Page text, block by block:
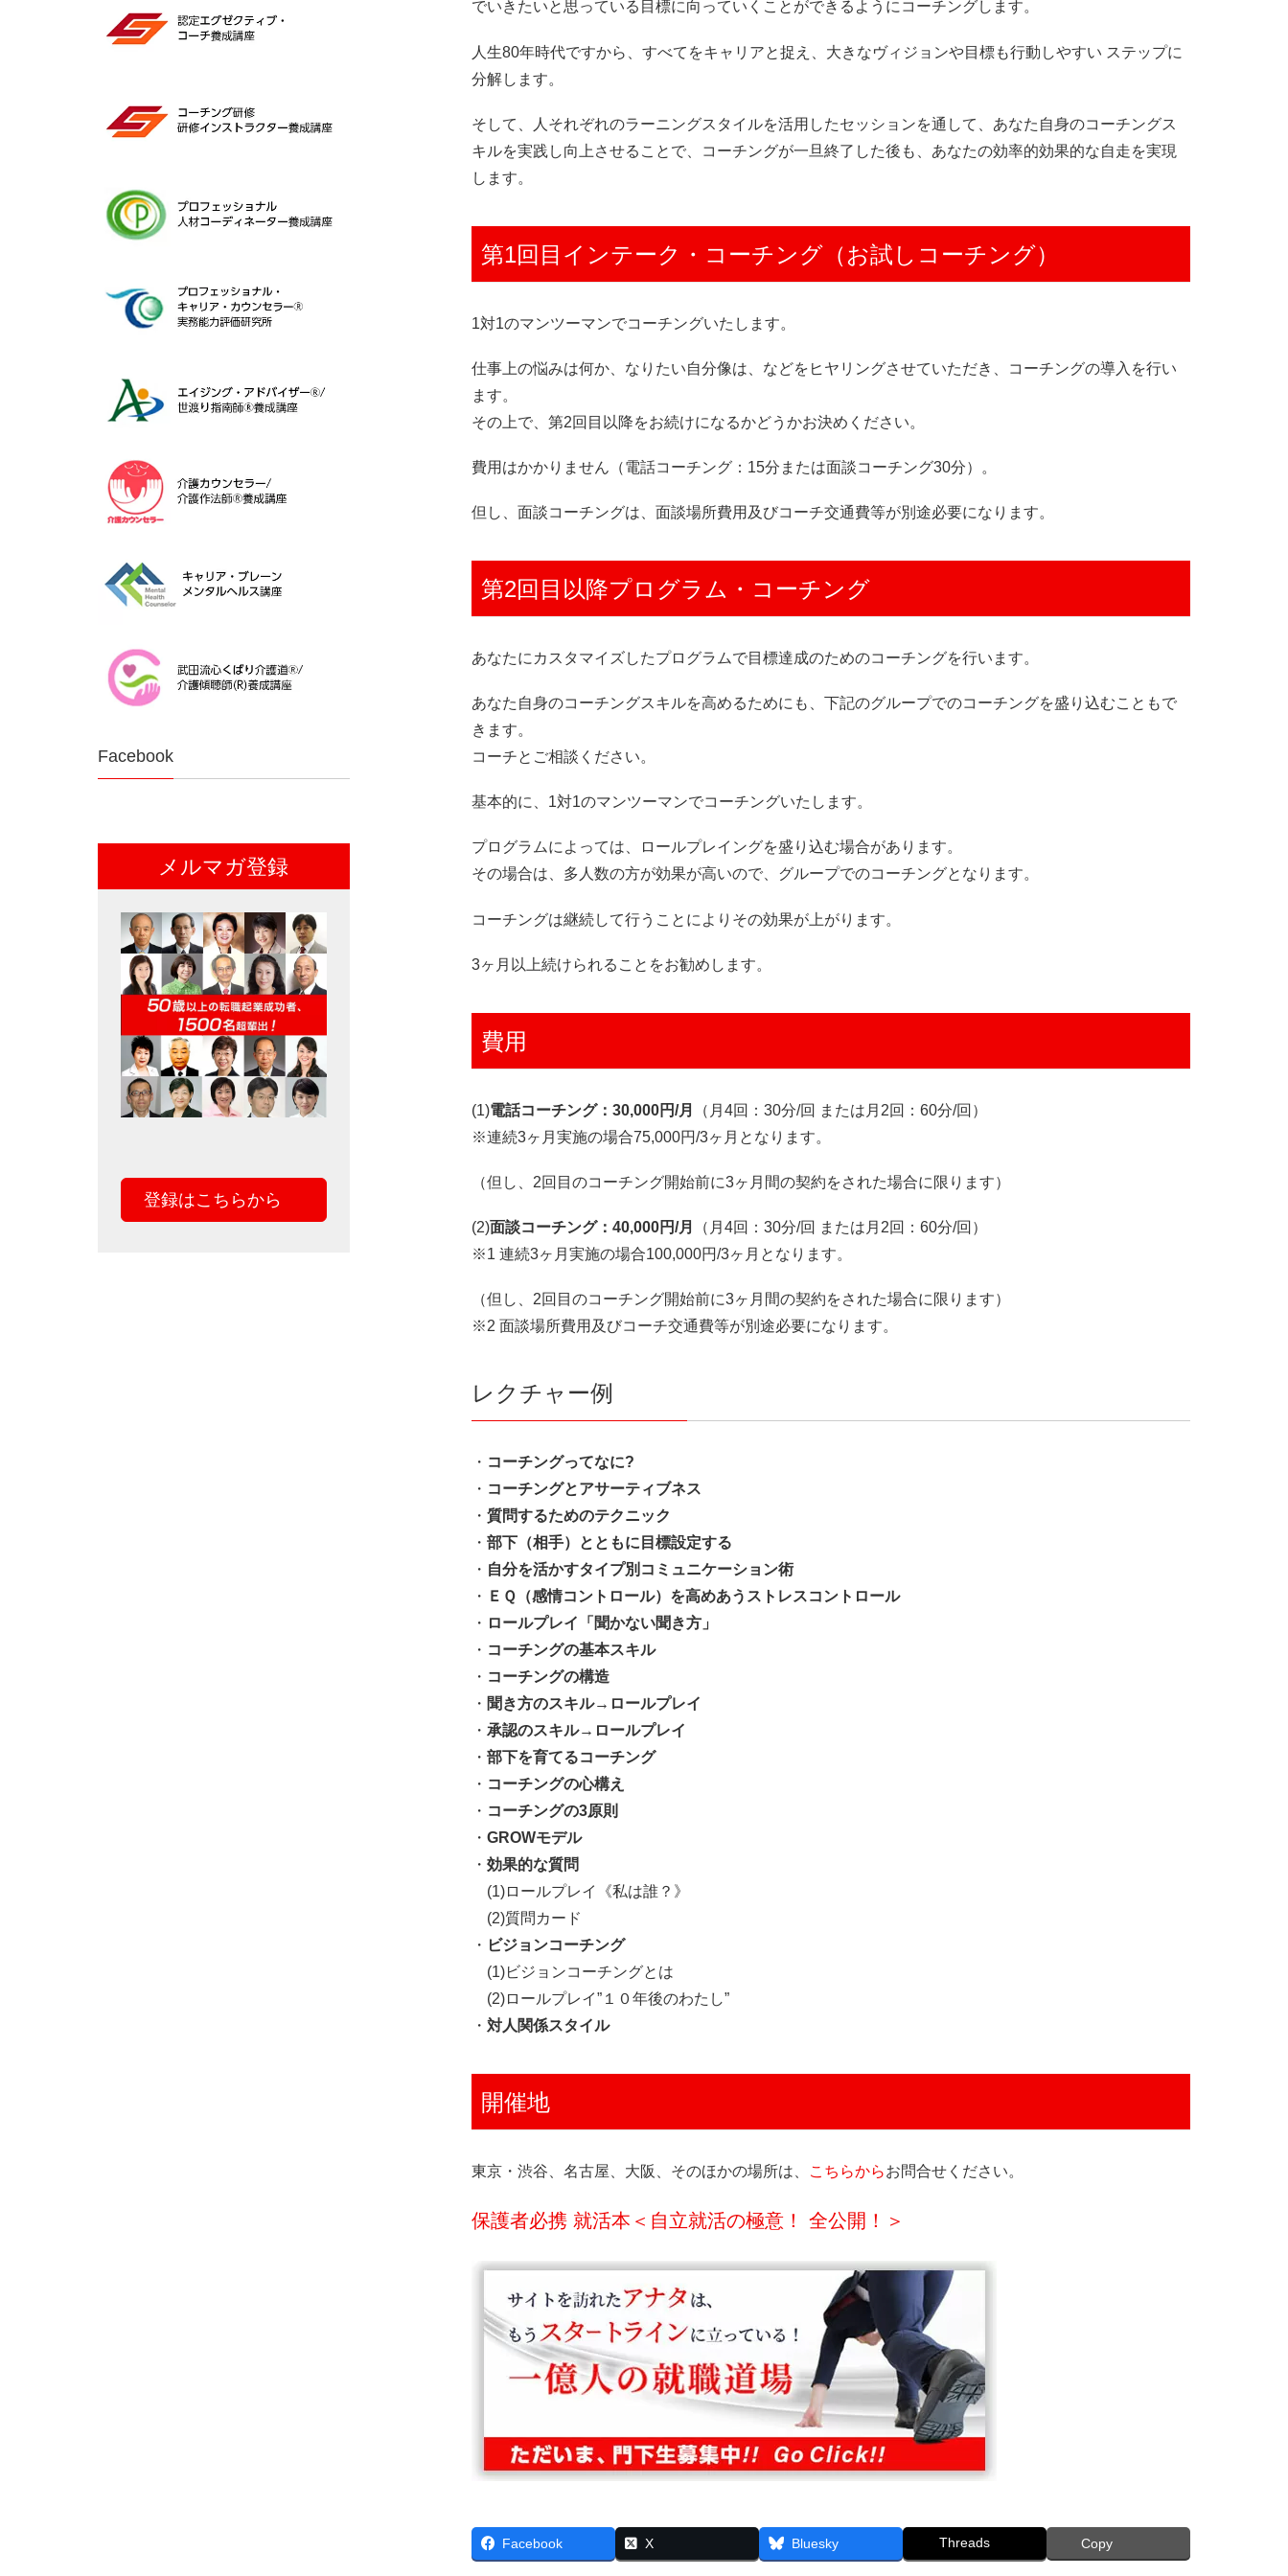
でいきたいと思っている目標に向っていくことができるようにコーチングします。
人生80年時代ですから、すべてをキャリアと捉え、大きなヴィジョンや目標も行動しやすい ステップに
分解します。
そして、人それぞれのラーニングスタイルを活用したセッションを通して、あなた自身のコーチングス
キルを実践し向上させることで、コーチングが一旦終了した後も、あなたの効率的効果的な自走を実現
します。
第1回目インテーク・コーチング（お試しコーチング）
1対1のマンツーマンでコーチングいたします。
仕事上の悩みは何か、なりたい自分像は、などをヒヤリングさせていただき、コーチングの導入を行い
ます。
その上で、第2回目以降をお続けになるかどうかお決めください。
費用はかかりません（電話コーチング：15分または面談コーチング30分）。
但し、面談コーチングは、面談場所費用及びコーチ交通費等が別途必要になります。
第2回目以降プログラム・コーチング
あなたにカスタマイズしたプログラムで目標達成のためのコーチングを行います。
あなた自身のコーチングスキルを高めるためにも、下記のグループでのコーチングを盛り込むこともで
きます。
コーチとご相談ください。
基本的に、1対1のマンツーマンでコーチングいたします。
プログラムによっては、ロールプレイングを盛り込む場合があります。
その場合は、多人数の方が効果が高いので、グループでのコーチングとなります。
コーチングは継続して行うことによりその効果が上がります。
3ヶ月以上続けられることをお勧めします。
費用
(1)電話コーチング：30,000円/月
（月4回：30分/回 または月2回：60分/回）
※連続3ヶ月実施の場合75,000円/3ヶ月となります。
（但し、2回目のコーチング開始前に3ヶ月間の契約をされた場合に限ります）
(2)面談コーチング：40,000円/月
（月4回：30分/回 または月2回：60分/回）
※1 連続3ヶ月実施の場合100,000円/3ヶ月となります。
（但し、2回目のコーチング開始前に3ヶ月間の契約をされた場合に限ります）
※2 面談場所費用及びコーチ交通費等が別途必要になります。
レクチャー例
・ コーチングってなに?
・ コーチングとアサーティブネス
・ 質問するためのテクニック
・ 部下（相手）とともに目標設定する
・ 自分を活かすタイプ別コミュニケーション術
・ ＥＱ（感情コントロール）を高めあうストレスコントロール
・ ロールプレイ「聞かない聞き方」
・ コーチングの基本スキル
・ コーチングの構造
・ 聞き方のスキル→ロールプレイ
・ 承認のスキル→ロールプレイ
・ 部下を育てるコーチング
・ コーチングの心構え
・ コーチングの3原則
・ GROWモデル
・ 効果的な質問
(1)ロールプレイ《私は誰？》
(2)質問カード
・ ビジョンコーチング
(1)ビジョンコーチングとは
(2)ロールプレイ”１０年後のわたし”
・ 対人関係スタイル
開催地
東京・渋谷、名古屋、大阪、そのほかの場所は、 こちらからお問合せください。
保護者必携 就活本＜自立就活の極意！ 全公開！＞
Facebook X Bluesky Threads Copy
Facebook
メルマガ登録
登録はこちらから